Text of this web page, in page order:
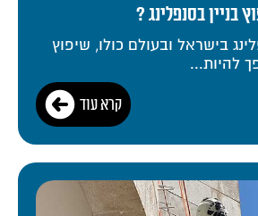
בניין בסנפלינג ?
בישראל ובעולם כולו, שיפוץ
להיות...
קרא עוד